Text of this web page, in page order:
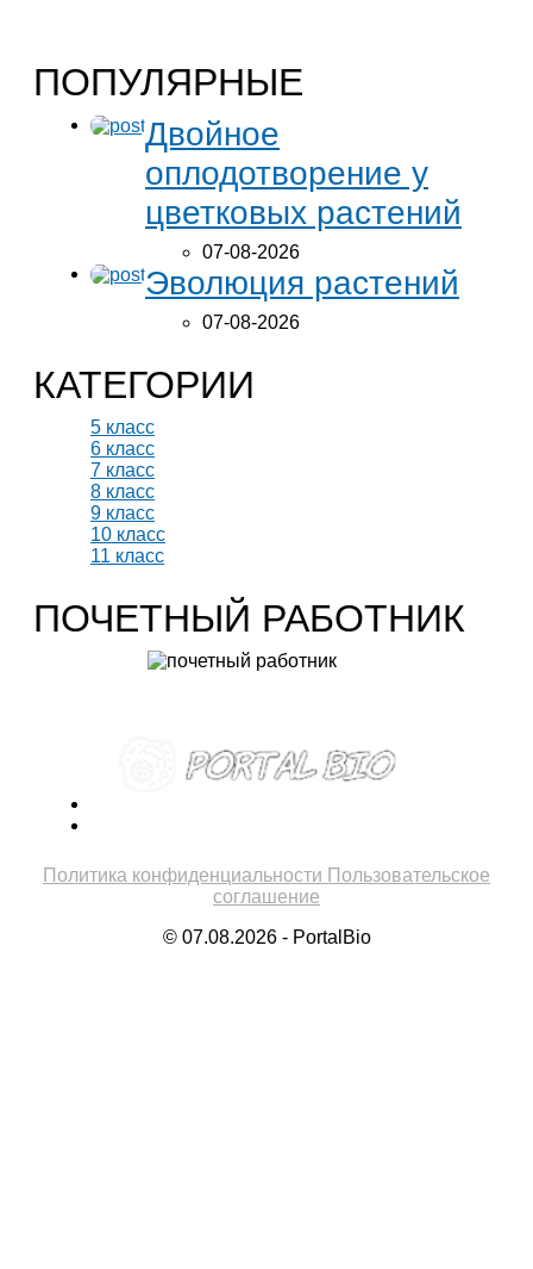
ПОПУЛЯРНЫЕ
Двойное
оплодотворение у
цветковых растений
07-08-2026
Эволюция растений
07-08-2026
КАТЕГОРИИ
5 класс
6 класс
7 класс
8 класс
9 класс
10 класс
11 класс
ПОЧЕТНЫЙ РАБОТНИК
Политика конфиденциальности Пользовательское
соглашение
© 07.08.2026 - PortalBio